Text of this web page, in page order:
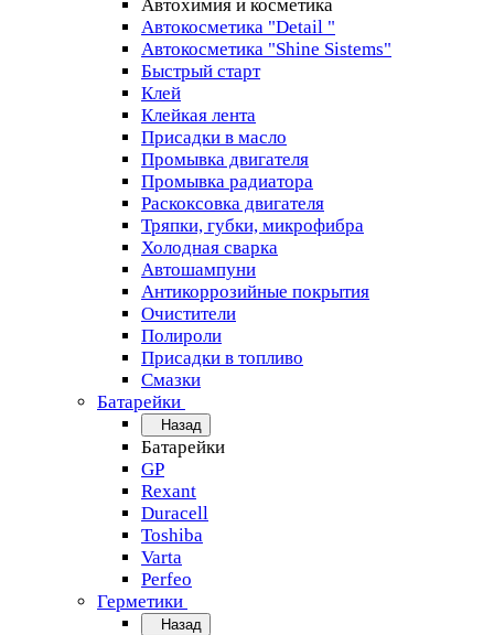
Автохимия и косметика
Автокосметика "Detail "
Автокосметика "Shine Sistems"
Быстрый старт
Клей
Клейкая лента
Присадки в масло
Промывка двигателя
Промывка радиатора
Раскоксовка двигателя
Тряпки, губки, микрофибра
Холодная сварка
Автошампуни
Антикоррозийные покрытия
Очистители
Полироли
Присадки в топливо
Смазки
Батарейки
Назад
Батарейки
GP
Rexant
Duracell
Toshiba
Varta
Perfeo
Герметики
Назад